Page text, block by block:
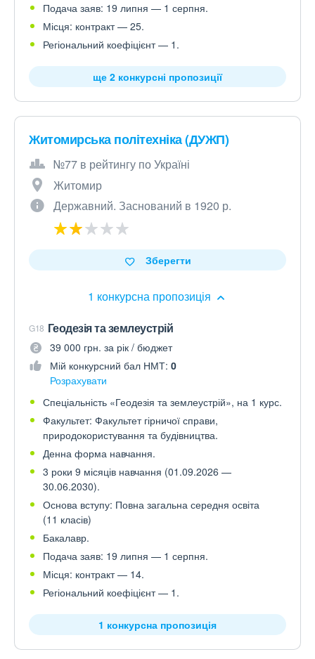
Подача заяв: 19 липня — 1 серпня.
Місця: контракт — 25.
Регіональний коефіцієнт — 1.
ще 2 конкурсні пропозиції
Житомирська політехніка (ДУЖП)
№77 в рейтингу по Україні
Житомир
Державний. Заснований в 1920 р.
1 конкурсна пропозиція
Зберегти
G18 Геодезія та землеустрій
39 000 грн. за рік / бюджет
Мій конкурсний бал НМТ: 0
Розрахувати
Спеціальність «Геодезія та землеустрій», на 1 курс.
Факультет: Факультет гірничої справи,
природокористування та будівництва.
Денна форма навчання.
3 роки 9 місяців навчання (01.09.2026 —
30.06.2030).
Основа вступу: Повна загальна середня освіта
(11 класів)
Бакалавр.
Подача заяв: 19 липня — 1 серпня.
Місця: контракт — 14.
Регіональний коефіцієнт — 1.
1 конкурсна пропозиція